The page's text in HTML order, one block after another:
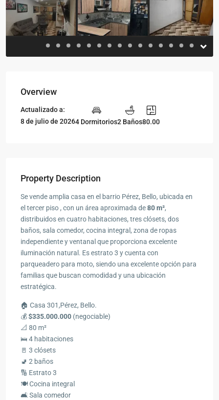
Overview
Actualizado a:
8 de julio de 20264 Dormitorios2 Baños80.00
Property Description
Se vende amplia casa en el barrio Pérez, Bello, ubicada en
el tercer piso , con un área aproximada de80 m²,
distribuidos en cuatro habitaciones, tres clósets, dos
baños, sala comedor, cocina integral, zona de ropas
independiente y ventanal que proporciona excelente
iluminación natural. Es estrato 3 y cuenta con
parqueadero para moto, siendo una excelente opción para
familias que buscan comodidad y una ubicación
estratégica.
🏠 Casa 301,Pérez, Bello.
💰$335.000.000 (negociable)
📐 80 m²
🛌 4 habitaciones
🚪 3 clósets
🚽 2 baños
🔢 Estrato 3
🍽️ Cocina integral
🛋️ Sala comedor